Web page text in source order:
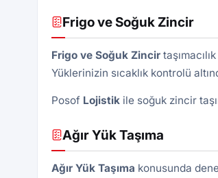
Frigo ve Soğuk Zincir
Frigo ve Soğuk Zincir
Yüklerinizin sıcaklık kontrolü
Posof Lojistikile soğuk zincir
Ağır Yük Taşıma
Ağır Yük Taşıma konusunda